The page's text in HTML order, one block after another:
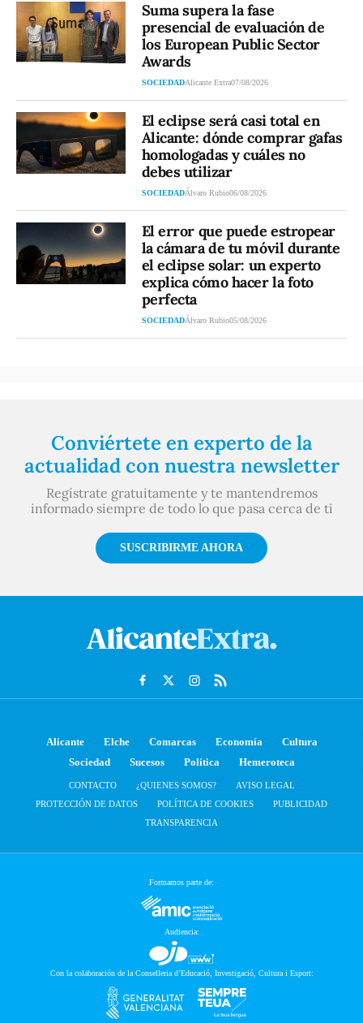
Suma supera la fase
presencial de evaluación de
los European Public Sector
Awards
SOCIEDADAlicante Extra07/08/2026
El eclipse será casi total en
Alicante: dónde comprar gafas
homologadas y cuáles no
debes utilizar
SOCIEDADÁlvaro Rubio06/08/2026
El error que puede estropear
la cámara de tu móvil durante
el eclipse solar: un experto
explica cómo hacer la foto
perfecta
SOCIEDADÁlvaro Rubio05/08/2026
Conviértete en experto de la
actualidad con nuestra newsletter
Regístrate gratuitamente y te mantendremos
informado siempre de todo lo que pasa cerca de ti
SUSCRIBIRME AHORA
Alicante Elche Comarcas Economía
Cultura
Sociedad
Sucesos Política Hemeroteca
CONTACTO ¿QUIENES SOMOS?
AVISO LEGAL
PROTECCIÓN DE DATOS
POLÍTICA DE COOKIES
PUBLICIDAD
TRANSPARENCIA
Formamos parte de:
Audiencia:
Con la colaboración de la Conselleria d’Educació, Investigació, Cultura i Esport: